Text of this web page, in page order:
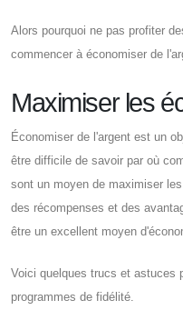
Alors pourquoi ne pas profiter
commencer à économiser de
Maximiser les
Économiser de l'argent est un
être difficile de savoir par où
sont un moyen de maximiser
des récompenses et des
être un excellent moyen
Voici quelques trucs et astuces
programmes de fidélité.